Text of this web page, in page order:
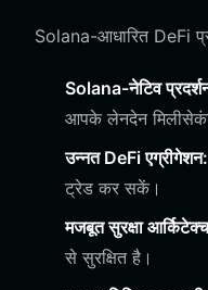
Solana-आधारित DeFi
Solana-नेटिव
आपके लेनदेन
उन्नत DeFi एग्रीगेशन:
ट्रेड कर सकें।
मजबूत सुरक्षा
से सुरक्षित है।